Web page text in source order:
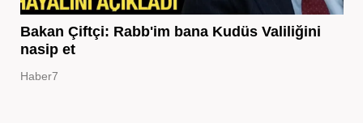
Bakan Çiftçi: Rabb'im bana Kudüs Valiliğini
nasip et
Haber7